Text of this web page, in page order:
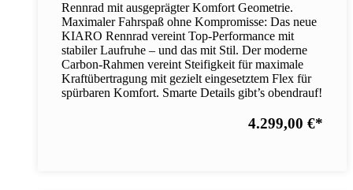
Rennrad mit ausgeprägter Komfort Geometrie.
Maximaler Fahrspaß ohne Kompromisse: Das neue
KIARO Rennrad vereint Top-Performance mit
stabiler Laufruhe – und das mit Stil. Der moderne
Carbon-Rahmen vereint Steifigkeit für maximale
Kraftübertragung mit gezielt eingesetztem Flex für
spürbaren Komfort. Smarte Details gibt’s obendrauf!
4.299,00 €*